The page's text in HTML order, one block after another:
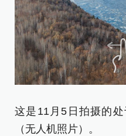
这是11月5日拍摄的
（无人机照片）。